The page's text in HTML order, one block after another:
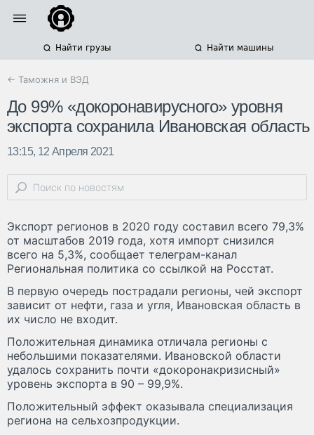
Найти грузы Найти машины
← Таможня и ВЭД
До 99% «докоронавирусного» уровня
экспорта сохранила Ивановская область
13:15, 12 Апреля 2021
Экспорт регионов в 2020 году составил всего 79,3%
от масштабов 2019 года, хотя импорт снизился
всего на 5,3%, сообщает телеграм-канал
Региональная политика со ссылкой на Росстат.
В первую очередь пострадали регионы, чей экспорт
зависит от нефти, газа и угля, Ивановская область в
их число не входит.
Положительная динамика отличала регионы с
небольшими показателями. Ивановской области
удалось сохранить почти «докоронакризисный»
уровень экспорта в 90 – 99,9%.
Положительный эффект оказывала специализация
региона на сельхозпродукции.